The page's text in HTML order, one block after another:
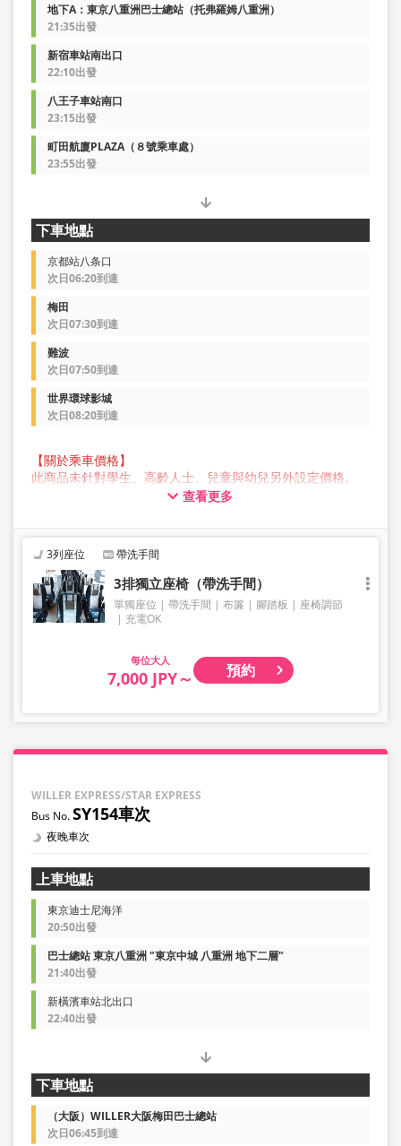
地下A：東京八重洲巴士總站（托弗羅姆八重洲）
21:35出發
新宿車站南出口
22:10出發
八王子車站南口
23:15出發
町田航廈PLAZA（８號乘車處）
23:55出發
下車地點
京都站八条口
次日06:20到達
梅田
次日07:30到達
難波
次日07:50到達
世界環球影城
次日08:20到達
【關於乘車價格】
此商品未針對學生、高齡人士、兒童與幼兒另外設定價格。
所有顧客預約時均請選擇成人價格。
JAM JAM EXPRESS 營運的巴士行李箱中可存放的行李最大尺
寸，三邊總長不超過 160 公分，重量不超過 10 公斤，每人
限定一件。超過此尺寸的行李不能帶上車或存放在後行李箱
中，因此敬請提前自行委託業者托運。
請注意，如果您攜帶的行李超出規範，您將被拒絕乘車，並
需支付取消費用。
我們不接受樂器、自行車、滑雪板、易碎物品、危險物品、
查看更多
3列座位 帶洗手間
3排獨立座椅（帶洗手間）
單獨座位 帶洗手間 布簾 腳踏板
座椅調節
充電OK
大人
7,000 JPY～ 預約
WILLER EXPRESS/STAR EXPRESS
SY154車次
夜晚車次
上車地點
東京迪士尼海洋
20:50出發
巴士總站 東京八重洲 "東京中城 八重洲 地下二層"
21:40出發
新橫濱車站北出口
22:40出發
下車地點
（大阪）WILLER大阪梅田巴士總站
次日06:45到達